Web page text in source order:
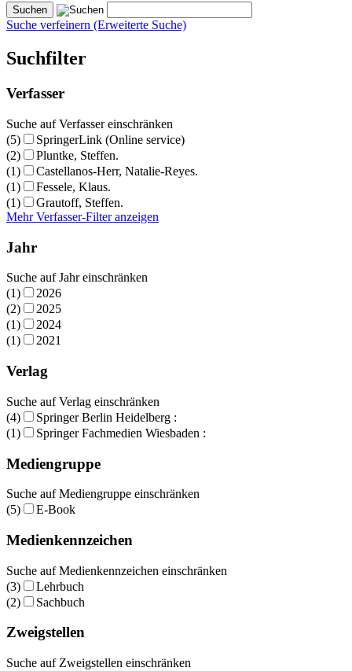
Suche verfeinern (Erweiterte Suche)
Suchfilter
Verfasser
Suche auf Verfasser einschränken
(5)
SpringerLink (Online service)
(2)
Pluntke, Steffen.
(1)
Castellanos-Herr, Natalie-Reyes.
(1)
Fessele, Klaus.
(1)
Grautoff, Steffen.
Mehr Verfasser-Filter anzeigen
Jahr
Suche auf Jahr einschränken
(1)
2026
(2)
2025
(1)
2024
(1)
2021
Verlag
Suche auf Verlag einschränken
(4)
Springer Berlin Heidelberg :
(1)
Springer Fachmedien Wiesbaden :
Mediengruppe
Suche auf Mediengruppe einschränken
(5)
E-Book
Medienkennzeichen
Suche auf Medienkennzeichen einschränken
(3)
Lehrbuch
(2)
Sachbuch
Zweigstellen
Suche auf Zweigstellen einschränken